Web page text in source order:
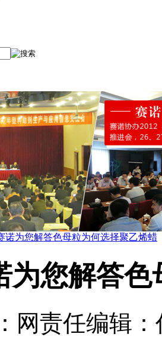
诺为您解答色母粒为何选择聚乙烯蜡
为您解答
网责任编辑：